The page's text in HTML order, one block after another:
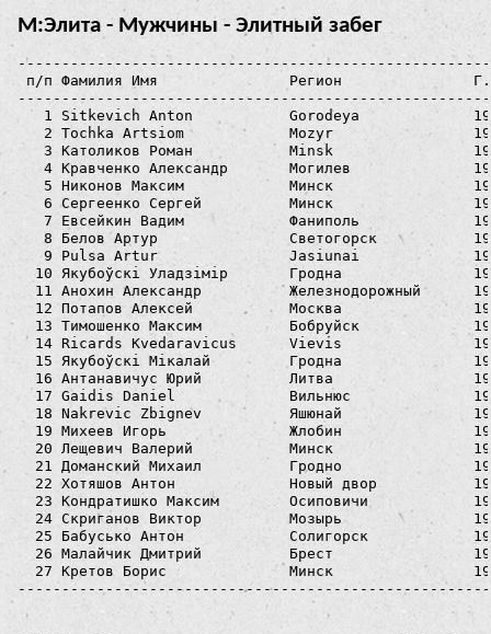
М:Элита - Мужчины - Элитный забег
п/п Фамилия Имя               Регион               Г.р.
1 Sitkevich Anton           Gorodeya
2 Tochka Artsiom            Mozyr
3 Католиков Роман           Minsk
4 Кравченко Александр       Могилев
5 Никонов Максим            Минск
6 Сергеенко Сергей          Минск
7 Евсейкин Вадим            Фаниполь
8 Белов Артур               Светогорск
9 Pulsa Artur               Jasiunai
10 Якубоўскі Уладзімір       Гродна
11 Анохин Александр          Железнодорожный
12 Потапов Алексей           Москва
13 Тимошенко Максим          Бобруйск
14 Ricards Kvedaravicus      Vievis
15 Якубоўскі Мікалай         Гродна
16 Антанавичус Юрий          Литва
17 Gaidis Daniel             Вильнюс
18 Nakrevic Zbignev          Яшюнай
19 Михеев Игорь              Жлобин
20 Лещевич Валерий           Минск
21 Доманский Михаил          Гродно
22 Хотяшов Антон             Новый двор
23 Кондратишко Максим        Осиповичи
24 Скриганов Виктор          Мозырь
25 Бабусько Антон            Солигорск
26 Малайчик Дмитрий          Брест
27 Кретов Борис              Минск